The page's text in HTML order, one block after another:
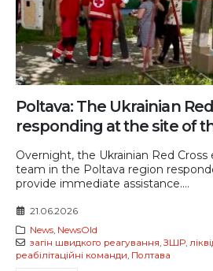
Poltava: The Ukrainian
responding at the site of
Overnight, the Ukrainian Red
team in the Poltava region
provide immediate assistance....
21.06.2026
News, NewsOld
загін швидкого реагування, ЗШР,
реабілітаційні команди, Полтава